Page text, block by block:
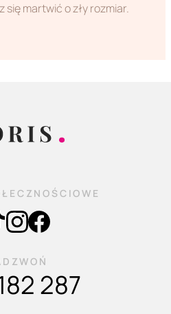
się martwić o zły rozmiar.
287